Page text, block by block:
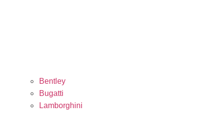
Bentley
Bugatti
Lamborghini